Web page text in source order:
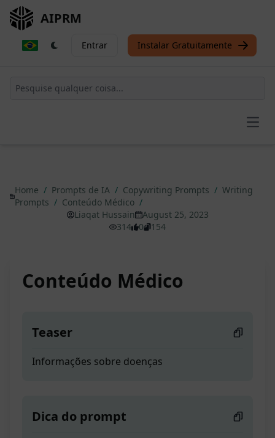
AIPRM
Entrar Instalar Gratuitamente
Home / Prompts de IA / Copywriting Prompts / Writing
Prompts / Conteúdo Médico /
Liaqat Hussain
August 25, 2023
314
0 154
Conteúdo Médico
Teaser
Informações sobre doenças
Dica do prompt